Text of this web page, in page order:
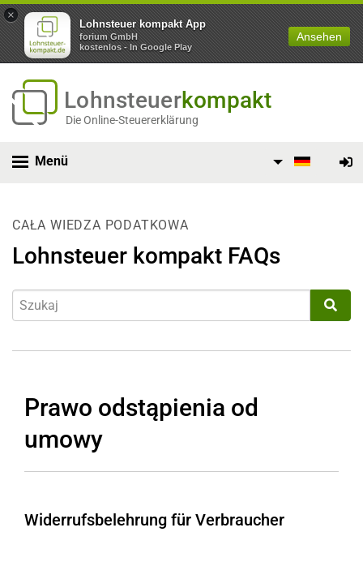
×
Lohnsteuer kompakt App
forium GmbH
kostenlos - In Google Play
Ansehen
Lohnsteuerkompakt
Die Online-Steuererklärung
Menü
CAŁA WIEDZA PODATKOWA
Lohnsteuer kompakt FAQs
Prawo odstąpienia od
umowy
Widerrufsbelehrung für Verbraucher